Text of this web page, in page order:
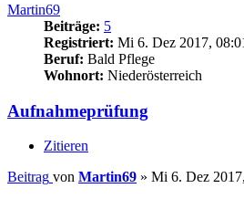
Martin69
Beiträge: 5
Registriert: Mi 6. Dez 2017,
Beruf: Bald Pflege
Wohnort: Niederösterreich
Aufnahmeprüfung
Zitieren
Beitrag von Martin69 » Mi 6. Dez